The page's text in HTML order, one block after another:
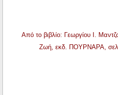
Από το βιβλίο: Γεωργίου Ι.
Ζωή, εκδ. ΠΟΥΡΝΑΡΑ,